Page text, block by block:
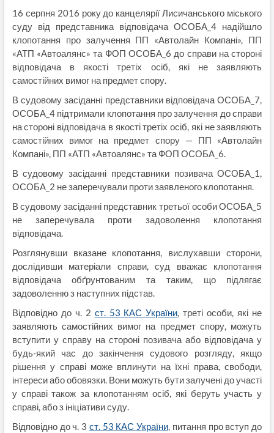
16 серпня 2016 року до канцелярії Лисичанського міського
суду від представника відповідача ОСОБА_4 надійшло
клопотання про залучення ПП «Автолайн Компані», ПП
«АТП «Автоалянс» та ФОП ОСОБА_6 до справи на стороні
відповідача в якості третіх осіб, які не заявляють
самостійних вимог на предмет спору.
В судовому засіданні представники відповідача ОСОБА_7,
ОСОБА_4 підтримали клопотання про залучення до справи
на стороні відповідача в якості третіх осіб, які не заявляють
самостійних вимог на предмет спору — ПП «Автолайн
Компані», ПП «АТП «Автоалянс» та ФОП ОСОБА_6.
В судовому засіданні представники позивача ОСОБА_1,
ОСОБА_2 не заперечували проти заявленого клопотання.
В судовому засіданні представник третьої особи ОСОБА_5
не заперечувала проти задоволення клопотання
відповідача.
Розглянувши вказане клопотання, вислухавши сторони,
дослідивши матеріали справи, суд вважає клопотання
відповідача обґрунтованим та таким, що підлягає
задоволенню з наступних підстав.
Відповідно до ч. 2 ст. 53 КАС України , треті особи, які не
заявляють самостійних вимог на предмет спору, можуть
вступити у справу на стороні позивача або відповідача у
будь-який час до закінчення судового розгляду, якщо
рішення у справі може вплинути на їхні права, свободи,
інтереси або обовязки. Вони можуть бути залучені до участі
у справі також за клопотанням осіб, які беруть участь у
справі, або з ініціативи суду.
Відповідно до ч. 3 ст. 53 КАС України , питання про вступ до